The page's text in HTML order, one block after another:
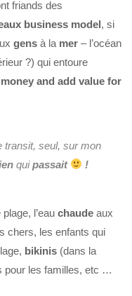
friands des
business model , si
gens à la mer – l’océan
?) qui entoure
and add value for
transit, seul, sur mon
quipassait !
l’eau chaude aux
chers, les enfants qui
bikinis (dans la
pour les familles, etc …